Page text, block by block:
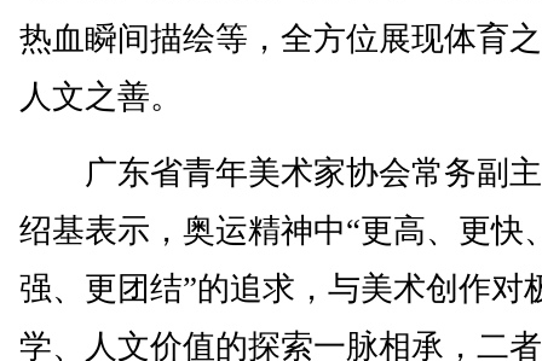
热血瞬间描绘等，全方位展现体育
人文之善。
广东省青年美术家协会常务副
绍基表示，奥运精神中“更高、更快
强、更团结”的追求，与美术创作对
学、人文价值的探索一脉相承，二